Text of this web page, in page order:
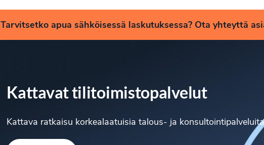
Tarvitsetko apua sähköisessä laskutuksessa? Ota yhteyttä
Kattavat tilitoimistopalvelut
Kattava ratkaisu korkealaatuisia talous- ja